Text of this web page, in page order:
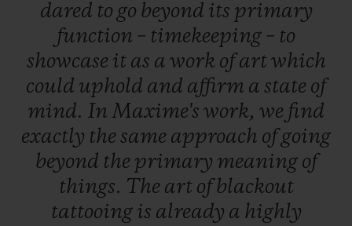
dared to go beyond its primary
function – timekeeping – to
showcase it as a work ofartwhich
could uphold and affirm a state of
mind. In Maxime's work, we find
exactly the same approach ofgoing
beyond the primary meaning of
things. The art ofblackout
tattooing is already a highly